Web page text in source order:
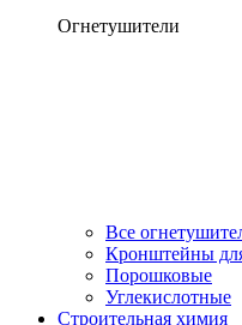
Огнетушители
Все
Кронштейны
Порошковые
Углекислотные
Строительная химия